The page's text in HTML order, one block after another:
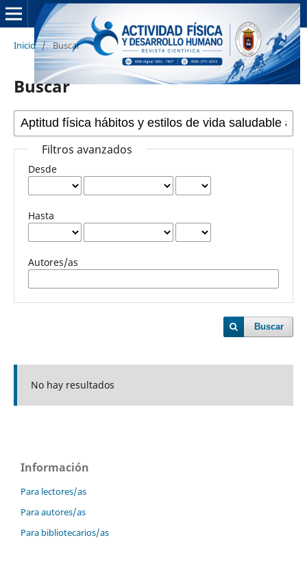
Inicio / Buscar
Buscar
Filtros avanzados
Desde
Hasta
Autores/as
Buscar
No hay resultados
Información
Para lectores/as
Para autores/as
Para bibliotecarios/as